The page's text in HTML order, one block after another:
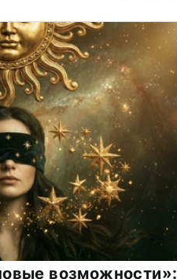
возможности»: